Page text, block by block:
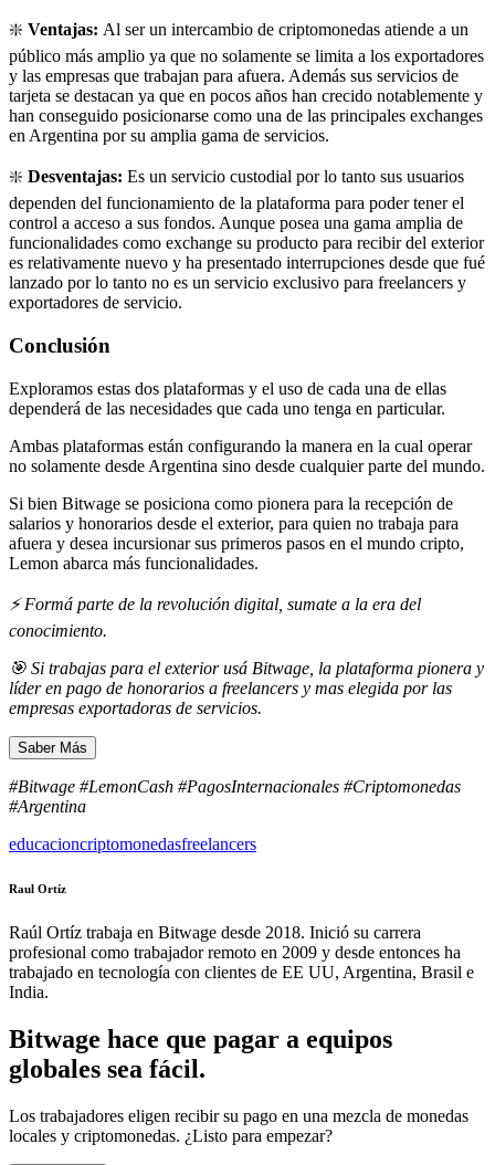
❇️ Ventajas: Al ser un intercambio de criptomonedas atiende a un
público más amplio ya que no solamente se limita a los exportadores
y las empresas que trabajan para afuera. Además sus servicios de
tarjeta se destacan ya que en pocos años han crecido notablemente y
han conseguido posicionarse como una de las principales exchanges
en Argentina por su amplia gama de servicios.
❇️ Desventajas: Es un servicio custodial por lo tanto sus usuarios
dependen del funcionamiento de la plataforma para poder tener el
control a acceso a sus fondos. Aunque posea una gama amplia de
funcionalidades como exchange su producto para recibir del exterior
es relativamente nuevo y ha presentado interrupciones desde que fué
lanzado por lo tanto no es un servicio exclusivo para freelancers y
exportadores de servicio.
Conclusión
Exploramos estas dos plataformas y el uso de cada una de ellas
dependerá de las necesidades que cada uno tenga en particular.
Ambas plataformas están configurando la manera en la cual operar
no solamente desde Argentina sino desde cualquier parte del mundo.
Si bien Bitwage se posiciona como pionera para la recepción de
salarios y honorarios desde el exterior, para quien no trabaja para
afuera y desea incursionar sus primeros pasos en el mundo cripto,
Lemon abarca más funcionalidades.
⚡️ Formá parte de la revolución digital, sumate a la era del
conocimiento.
🎯 Si trabajas para el exterior usá Bitwage, la plataforma pionera y
líder en pago de honorarios a freelancers y mas elegida por las
empresas exportadoras de servicios.
Saber Más
#Bitwage #LemonCash #PagosInternacionales #Criptomonedas
#Argentina
educacioncriptomonedasfreelancers
Raul Ortíz
Raúl Ortíz trabaja en Bitwage desde 2018. Inició su carrera
profesional como trabajador remoto en 2009 y desde entonces ha
trabajado en tecnología con clientes de EE UU, Argentina, Brasil e
India.
Bitwage hace que pagar a equipos
globales sea fácil.
Los trabajadores eligen recibir su pago en una mezcla de monedas
locales y criptomonedas. ¿Listo para empezar?